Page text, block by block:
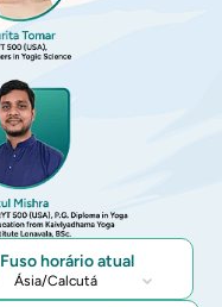
Fuso horário atual
Fuso